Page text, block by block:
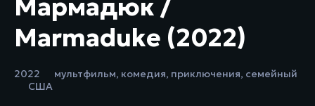
Мармадюк /
Marmaduke (2022)
2022 мультфильм, комедия, приключения, семейный
США